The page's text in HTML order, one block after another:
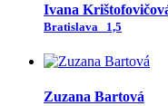
Ivana
Bratislava 1,5
Zuzana Bartová